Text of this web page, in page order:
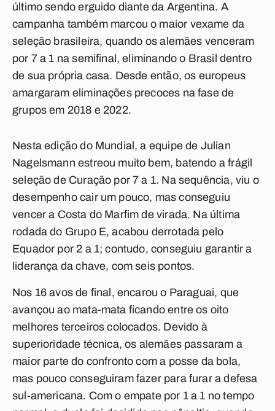
último sendo erguido diante da Argentina. A
campanha também marcou o maior vexame da
seleção brasileira, quando os alemães venceram
por 7 a 1 na semifinal, eliminando o Brasil dentro
de sua própria casa. Desde então, os europeus
amargaram eliminações precoces na fase de
grupos em 2018 e 2022.
Nesta edição do Mundial, a equipe de Julian
Nagelsmann estreou muito bem, batendo a frágil
seleção de Curação por 7 a 1. Na sequência, viu o
desempenho cair um pouco, mas conseguiu
vencer a Costa do Marfim de virada. Na última
rodada do Grupo E, acabou derrotada pelo
Equador por 2 a 1; contudo, conseguiu garantir a
liderança da chave, com seis pontos.
Nos 16 avos de final, encarou o Paraguai, que
avançou ao mata-mata ficando entre os oito
melhores terceiros colocados. Devido à
superioridade técnica, os alemães passaram a
maior parte do confronto com a posse da bola,
mas pouco conseguiram fazer para furar a defesa
sul-americana. Com o empate por 1 a 1 no tempo